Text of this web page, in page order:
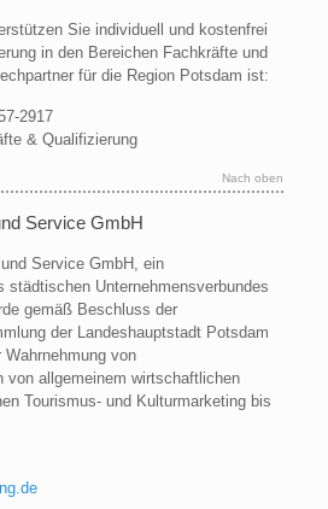
Sie individuell und kostenfrei
in den Bereichen Fachkräfte und
für die Region Potsdam ist:
2917
& Qualifizierung
Nach oben
Service GmbH
Service GmbH, ein
städtischen Unternehmensverbundes
gemäß Beschluss der
der Landeshauptstadt Potsdam
von
von allgemeinem wirtschaftlichen
Tourismus- und Kulturmarketing bis